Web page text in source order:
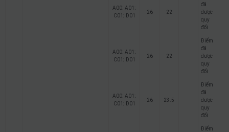
A00; A01;
C01; D01
26 22
đã
được
quy
đổi
A00; A01;
C01; D01
26 22
Điểm
đã
được
quy
đổi
A00; A01;
C01; D01
26 23.5
Điểm
đã
được
quy
đổi
Điểm